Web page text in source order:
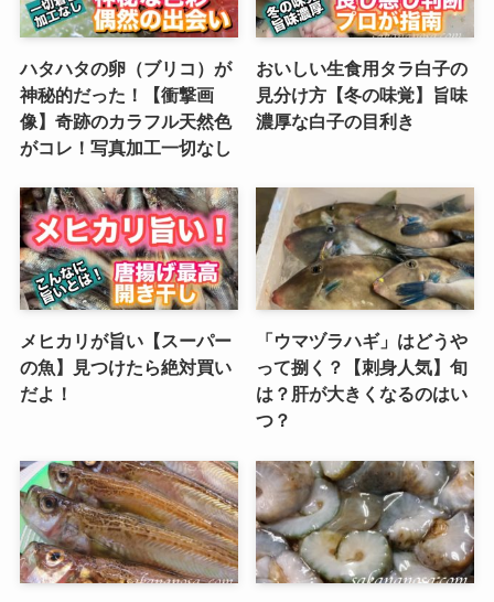
ハタハタの卵（ブリコ）が
神秘的だった！【衝撃画
像】奇跡のカラフル天然色
がコレ！写真加工一切なし
おいしい生食用タラ白子の
見分け方【冬の味覚】旨味
濃厚な白子の目利き
メヒカリが旨い【スーパー
の魚】見つけたら絶対買い
だよ！
「ウマヅラハギ」はどうや
って捌く？【刺身人気】旬
は？肝が大きくなるのはい
つ？